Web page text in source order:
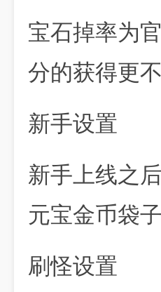
宝石掉率为
分的获得更
新手设置
新手上线之
元宝金币袋
刷怪设置